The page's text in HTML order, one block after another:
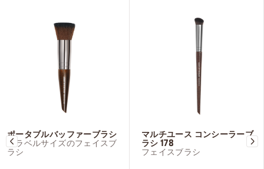
ポータブルバッファーブラシ
トラベルサイズのフェイスブ
ラシ
マルチユース コンシーラーブ
ラシ 178
フェイスブラシ